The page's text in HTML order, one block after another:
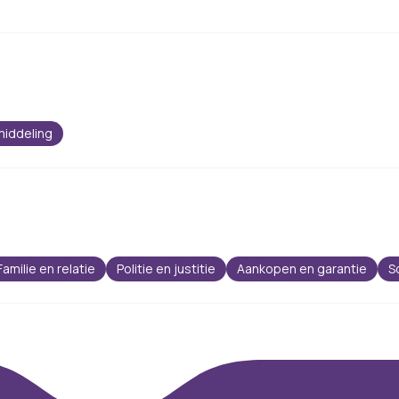
en relatie Politie en justitie Aankopen en garantie